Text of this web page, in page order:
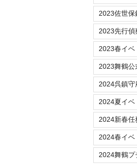
2023佐世保
2023先行偵
2023春イベ
2023舞鶴公
2024呉鎮守
2024夏イベ
2024新春任
2024春イベ
2024舞鶴プ